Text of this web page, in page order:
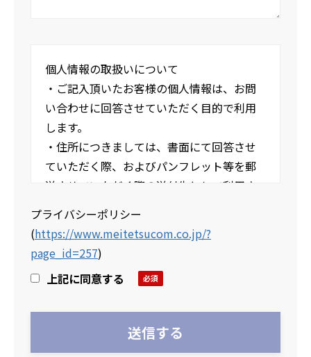
個人情報の取扱いについて
・ご記入頂いたお客様の個人情報は、お問
い合わせに回答させていただく目的で利用
します。
・住所につきましては、書面にて回答させ
ていただく際、およびパンフレット等を郵
送させていただく際の送付先として利用さ
せていただきます。
・当社の個人情報の取扱いおよび個人情報
保護方針については下記URLよりプライバ
シーポリシーページをご参照ください。
プライバシーポリシー
(https://www.meitetsucom.co.jp/?
page_id=257)
上記に同意する